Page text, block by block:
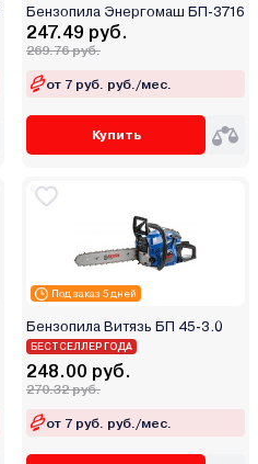
Бензопила Энергомаш БП-3716
247.49 руб.
269.76 руб.
от 7 руб. руб./мес.
Купить
Под заказ 5 дней
Бензопила Витязь БП 45-3.0
БЕСТСЕЛЛЕР ГОДА
248.00 руб.
270.32 руб.
от 7 руб. руб./мес.